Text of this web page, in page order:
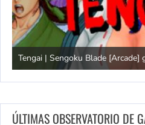
Tengai | Sengoku Blade [Arcade]
ÚLTIMAS OBSERVATORIO DE